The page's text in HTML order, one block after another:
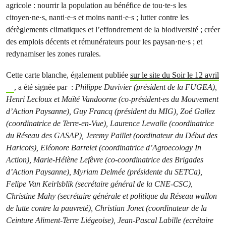
agricole : nourrir la population au bénéfice de tou·te·s les
citoyen·ne·s, nanti·e·s et moins nanti·e·s ; lutter contre les
dérèglements climatiques et l’effondrement de la biodiversité ; créer
des emplois décents et rémunérateurs pour les paysan·ne·s ; et
redynamiser les zones rurales.
Cette carte blanche, également publiée sur le site du Soir le 12 avril
, a été signée par : Philippe Duvivier (président de la FUGEA),
Henri Lecloux et Maïté Vandoorne (co-président·es du Mouvement
d’Action Paysanne), Guy Francq (président du MIG), Zoé Gallez
(coordinatrice de Terre-en-Vue), Laurence Lewalle (coordinatrice
du Réseau des GASAP), Jeremy Paillet (oordinateur du Début des
Haricots), Eléonore Barrelet (coordinatrice d’Agroecology In
Action), Marie-Hélène Lefèvre (co-coordinatrice des Brigades
d’Action Paysanne), Myriam Delmée (présidente du SETCa),
Felipe Van Keirlsblik (secrétaire général de la CNE-CSC),
Christine Mahy (secrétaire générale et politique du Réseau wallon
de lutte contre la pauvreté), Christian Jonet (coordinateur de la
Ceinture Aliment-Terre Liégeoise), Jean-Pascal Labille (ecrétaire